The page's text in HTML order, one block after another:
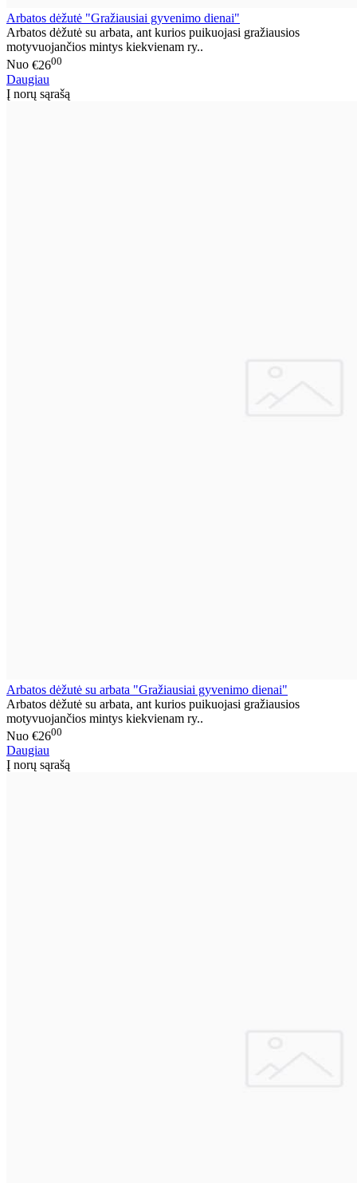
Arbatos dėžutė "Gražiausiai gyvenimo dienai"
Arbatos dėžutė su arbata, ant kurios puikuojasi gražiausios
motyvuojančios mintys kiekvienam ry..
Nuo €2600
Daugiau
Į norų sąrašą
Arbatos dėžutė su arbata "Gražiausiai gyvenimo dienai"
Arbatos dėžutė su arbata, ant kurios puikuojasi gražiausios
motyvuojančios mintys kiekvienam ry..
Nuo €2600
Daugiau
Į norų sąrašą